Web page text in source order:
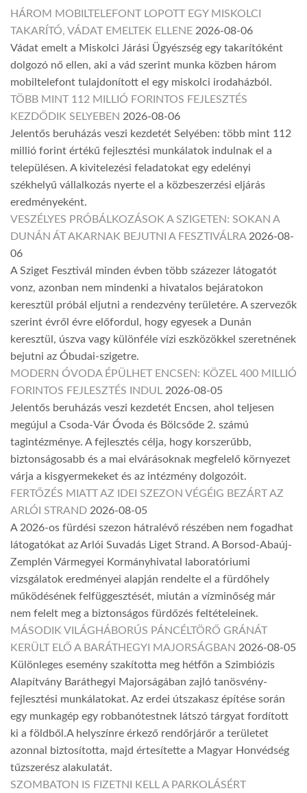
HÁROM MOBILTELEFONT LOPOTT EGY MISKOLCI
TAKARÍTÓ, VÁDAT EMELTEK ELLENE 2026-08-06
Vádat emelt a Miskolci Járási Ügyészség egy takarítóként
dolgozó nő ellen, aki a vád szerint munka közben három
mobiltelefont tulajdonított el egy miskolci irodaházból.
TÖBB MINT 112 MILLIÓ FORINTOS FEJLESZTÉS
KEZDŐDIK SELYEBEN 2026-08-06
Jelentős beruházás veszi kezdetét Selyében: több mint 112
millió forint értékű fejlesztési munkálatok indulnak el a
településen. A kivitelezési feladatokat egy edelényi
székhelyű vállalkozás nyerte el a közbeszerzési eljárás
eredményeként.
VESZÉLYES PRÓBÁLKOZÁSOK A SZIGETEN: SOKAN A
DUNÁN ÁT AKARNAK BEJUTNI A FESZTIVÁLRA 2026-08-
06
A Sziget Fesztivál minden évben több százezer látogatót
vonz, azonban nem mindenki a hivatalos bejáratokon
keresztül próbál eljutni a rendezvény területére. A szervezők
szerint évről évre előfordul, hogy egyesek a Dunán
keresztül, úszva vagy különféle vízi eszközökkel szeretnének
bejutni az Óbudai-szigetre.
MODERN ÓVODA ÉPÜLHET ENCSEN: KÖZEL 400 MILLIÓ
FORINTOS FEJLESZTÉS INDUL 2026-08-05
Jelentős beruházás veszi kezdetét Encsen, ahol teljesen
megújul a Csoda-Vár Óvoda és Bölcsőde 2. számú
tagintézménye. A fejlesztés célja, hogy korszerűbb,
biztonságosabb és a mai elvárásoknak megfelelő környezet
várja a kisgyermekeket és az intézmény dolgozóit.
FERTŐZÉS MIATT AZ IDEI SZEZON VÉGÉIG BEZÁRT AZ
ARLÓI STRAND 2026-08-05
A 2026-os fürdési szezon hátralévő részében nem fogadhat
látogatókat az Arlói Suvadás Liget Strand. A Borsod-Abaúj-
Zemplén Vármegyei Kormányhivatal laboratóriumi
vizsgálatok eredményei alapján rendelte el a fürdőhely
működésének felfüggesztését, miután a vízminőség már
nem felelt meg a biztonságos fürdőzés feltételeinek.
MÁSODIK VILÁGHÁBORÚS PÁNCÉLTÖRŐ GRÁNÁT
KERÜLT ELŐ A BARÁTHEGYI MAJORSÁGBAN 2026-08-05
Különleges esemény szakította meg hétfőn a Szimbiózis
Alapítvány Baráthegyi Majorságában zajló tanösvény-
fejlesztési munkálatokat. Az erdei útszakasz építése során
egy munkagép egy robbanótestnek látszó tárgyat fordított
ki a földből.A helyszínre érkező rendőrjárőr a területet
azonnal biztosította, majd értesítette a Magyar Honvédség
tűzszerész alakulatát.
SZOMBATON IS FIZETNI KELL A PARKOLÁSÉRT